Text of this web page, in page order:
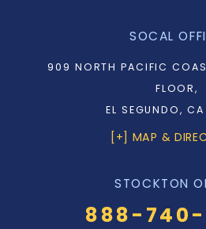
SOCAL
909 NORTH PACIFIC
FLOOR,
EL SEGUNDO,
[+] MAP &
STOCKTON
888-